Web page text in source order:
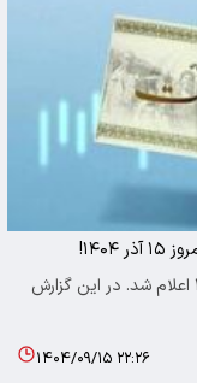
اقتصادایرانی: ارزش سهام عدالت امروز ۱۵ آذر ۱۴۰۴ اعلام شد. در این گزارش
۱۴۰۴/۰۹/۱۵ ۲۲:۲۶